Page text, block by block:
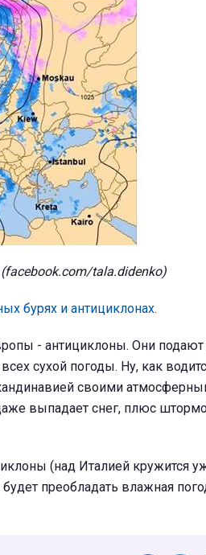
tala.didenko)
бурях и антициклонах.
- антициклоны. Они подают
сухой погоды. Ну, как
своими
выпадает снег, плюс
(над Италией кружится
преобладать влажная